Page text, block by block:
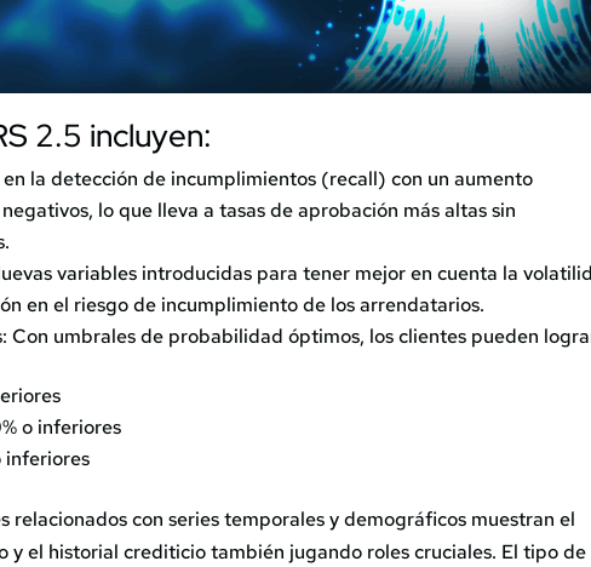
2.5 incluyen:
la detección de incumplimientos (recall) con un aumento
lo que lleva a tasas de aprobación más altas sin
variables introducidas para tener mejor en cuenta la
en el riesgo de incumplimiento de los arrendatarios.
Con umbrales de probabilidad óptimos, los clientes pueden
o inferiores
inferiores
relacionados con series temporales y demográficos muestran el
y el historial crediticio también jugando roles cruciales. El tipo de